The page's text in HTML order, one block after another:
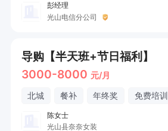
彭经理
光山电信分公司
导购【半天班+节日福利】
3000-8000 元/月
北城 餐补 年终奖 免费培训
陈女士
光山县奈奈女装